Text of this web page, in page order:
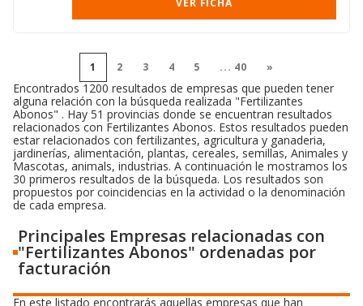
VER FICHA
1 2 3 4 5 ... 40 »
Encontrados 1200 resultados de empresas que pueden tener
alguna relación con la búsqueda realizada "Fertilizantes
Abonos" . Hay 51 provincias donde se encuentran resultados
relacionados con Fertilizantes Abonos. Estos resultados pueden
estar relacionados con fertilizantes, agricultura y ganaderia,
jardinerías, alimentación, plantas, cereales, semillas, Animales y
Mascotas, animals, industrias. A continuación le mostramos los
30 primeros resultados de la búsqueda. Los resultados son
propuestos por coincidencias en la actividad o la denominación
de cada empresa.
Principales Empresas relacionadas con
"Fertilizantes Abonos" ordenadas por
facturación
En este listado encontrarás aquellas empresas que han